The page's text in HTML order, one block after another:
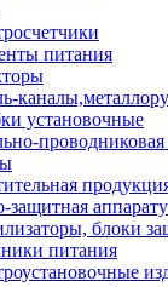
питания
установочные
защитная
блоки
питания